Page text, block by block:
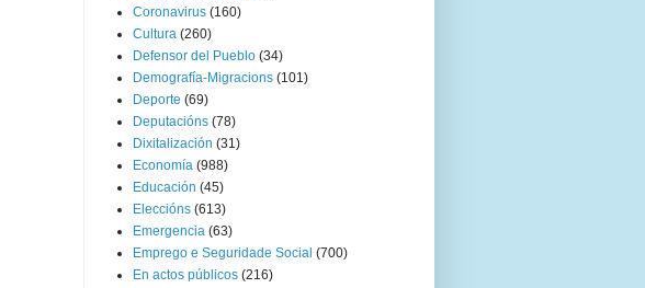
Coronavirus (160)
Cultura (260)
Defensor del Pueblo (34)
Demografía-Migracions (101)
Deporte (69)
Deputacións (78)
Dixitalización (31)
Economía (988)
Educación (45)
Eleccións (613)
Emergencia (63)
Emprego e Seguridade Social (700)
En actos públicos (216)